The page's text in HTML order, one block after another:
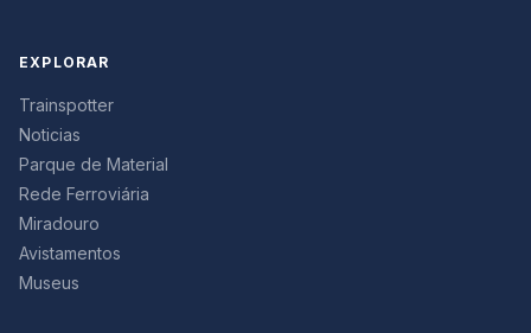
EXPLORAR
Trainspotter
Noticias
Parque de Material
Rede Ferroviária
Miradouro
Avistamentos
Museus